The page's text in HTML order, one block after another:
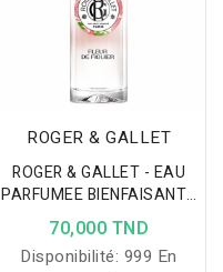
ROGER & GALLET
ROGER & GALLET - EAU
PARFUMEE BIENFAISANTE
FLEUR DE FIGUIER 30ML
70,000 TND
Disponibilité: 999 En